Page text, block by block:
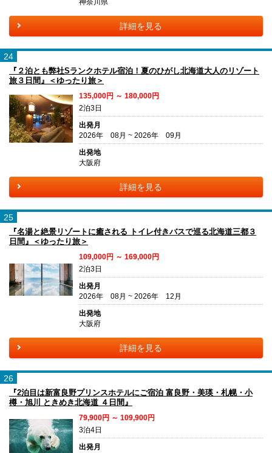
神奈川県
詳細を見る
24
『２泊とも弊社Sランクホテル宿泊！夏のひがし北海道大人のリゾート
旅３日間』＜ゆったり旅＞
135,000円 ～ 180,000円
2泊3日
出発月
2026年 08月 ~ 2026年 09月
出発地
大阪府
詳細を見る
25
『名湯と絶景リゾートに癒される トイレ付きバスで巡る北海道三都３
日間』＜ゆったり旅＞
109,000円 ～ 169,000円
2泊3日
出発月
2026年 08月 ~ 2026年 12月
出発地
大阪府
詳細を見る
26
『2泊目は新富良野プリンスホテルにご宿泊 富良野・美瑛・札幌・小
樽・旭川 ときめき北海道 ４日間』
79,900円 ～ 109,900円
3泊4日
出発月